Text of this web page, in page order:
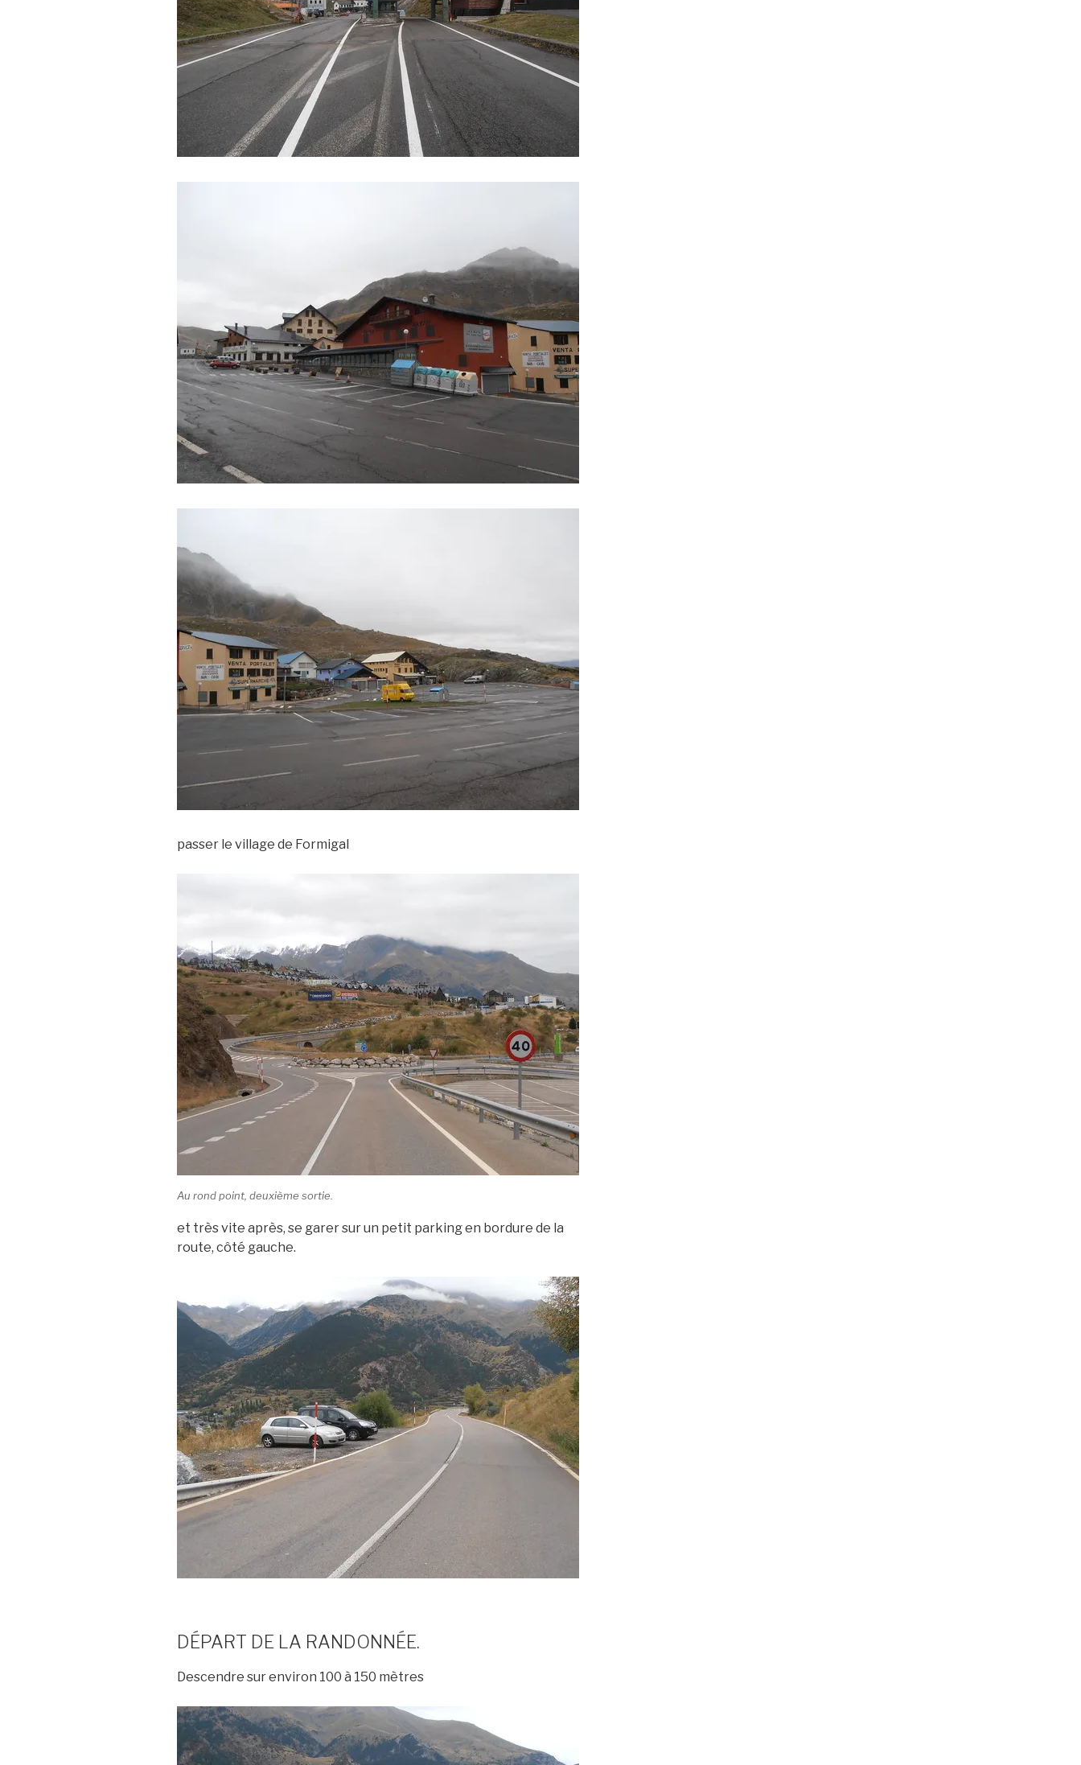
passer le village de Formigal
Au rond point, deuxième sortie.
et très vite après, se garer sur un petit parking en bordure de la
route, côté gauche.
DÉPART DE LA RANDONNÉE.
Descendre sur environ 100 à 150 mètres